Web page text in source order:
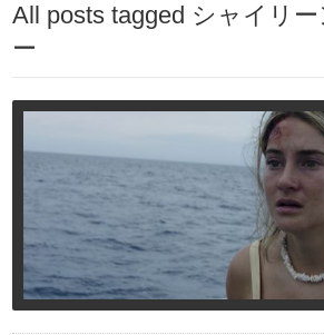
All posts tagged シャイリ
ー